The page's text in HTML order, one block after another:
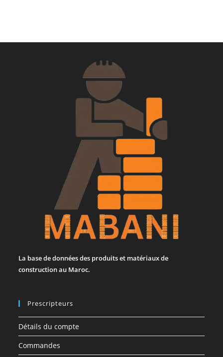
La base de données des produits et matériaux de
construction au Maroc.
Prescripteurs
Détails du compte
Commandes